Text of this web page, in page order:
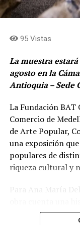
sin costo para
puede consultarse
Comparte el artículo:
en colaboración
aceleración y
acceder a cursos
para crecer su
a un programa de
ganadoras podrán
El programa
incorporen
comercio
aumentar su
plataformas
formación práctica
también apunta a
tejido
Con esta
95 Vistas
La muestra
agosto en la
Antioquia – Sede
La Fundación BAT
Comercio de
de Arte Popular,
una exposición
populares de
riqueza cultural y
Para Ana María
mejores obras,